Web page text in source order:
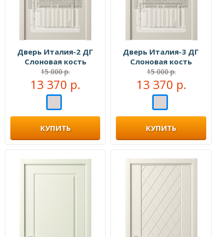
Дверь Италия-2 ДГ
Слоновая кость
15 000 р.
13 370 р.
КУПИТЬ
Дверь Италия-3 ДГ
Слоновая кость
15 000 р.
13 370 р.
КУПИТЬ